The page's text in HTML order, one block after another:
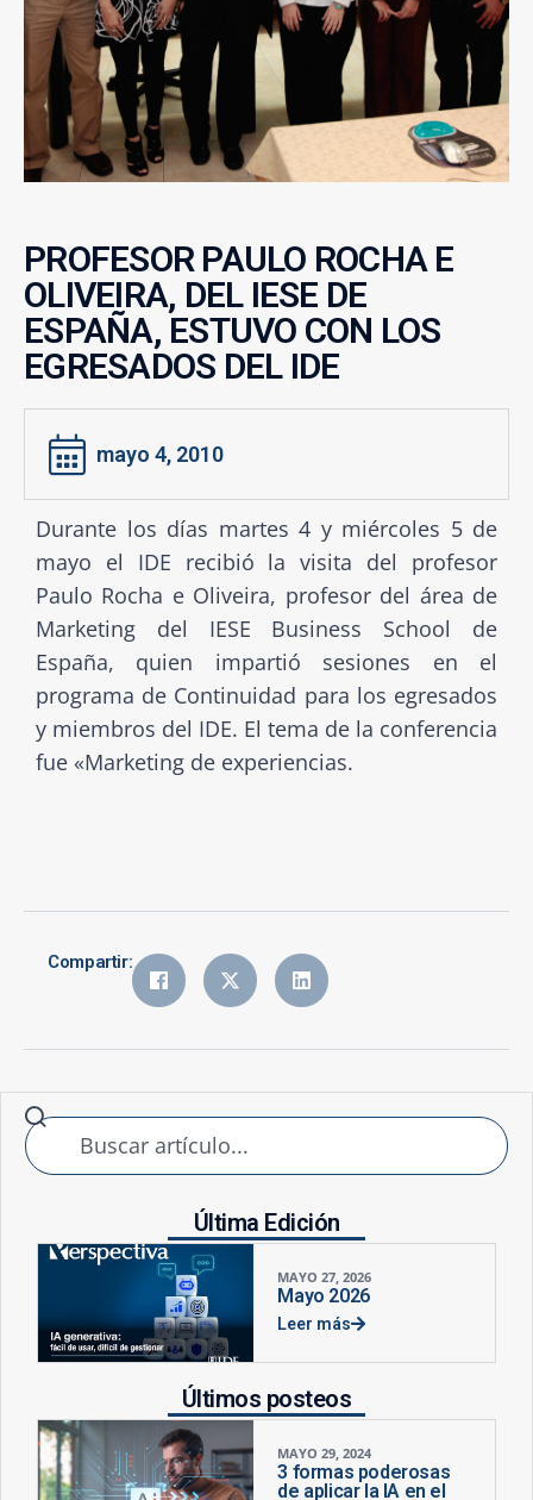
PROFESOR PAULO ROCHA E
OLIVEIRA, DEL IESE DE
ESPAÑA, ESTUVO CON LOS
EGRESADOS DEL IDE
mayo 4, 2010
Durante los días martes 4 y miércoles 5 de
mayo el IDE recibió la visita del profesor
Paulo Rocha e Oliveira, profesor del área de
Marketing del IESE Business School de
España, quien impartió sesiones en el
programa de Continuidad para los egresados
y miembros del IDE. El tema de la conferencia
fue «Marketing de experiencias.
Compartir:
Última Edición
MAYO 27, 2026
Mayo 2026
Leer más
Últimos posteos
MAYO 29, 2024
3 formas poderosas
de aplicar la IA en el